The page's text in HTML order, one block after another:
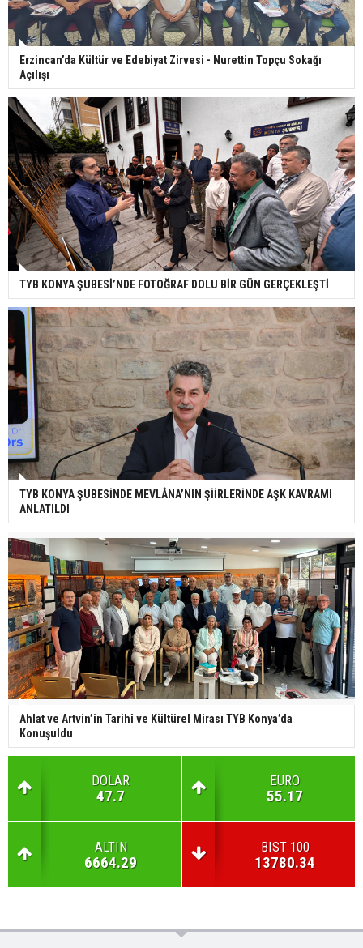
Erzincan’da Kültür ve Edebiyat Zirvesi - Nurettin Topçu Sokağı
Açılışı
TYB KONYA ŞUBESİ’NDE FOTOĞRAF DOLU BİR GÜN GERÇEKLEŞTİ
TYB KONYA ŞUBESİNDE MEVLÂNA’NIN ŞİİRLERİNDE AŞK KAVRAMI
ANLATILDI
Ahlat ve Artvin’in Tarihî ve Kültürel Mirası TYB Konya’da
Konuşuldu
DOLAR
47.7
EURO
55.17
ALTIN
6664.29
BIST 100
13780.34